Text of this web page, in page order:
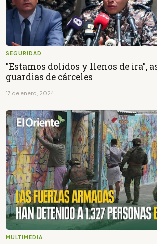
SEGURIDAD
"Estamos dolidos y llenos de ira",
guardias de cárceles
17 de enero, 2024
MULTIMEDIA